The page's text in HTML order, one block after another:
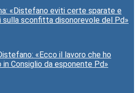
«Distefano eviti certe sparate e
sulla sconfitta disonorevole del Pd»
«Ecco il lavoro che ho
Consiglio da esponente Pd»